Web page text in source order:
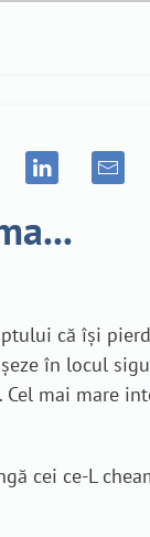
că își
în locul
mai mare
cei ce-L